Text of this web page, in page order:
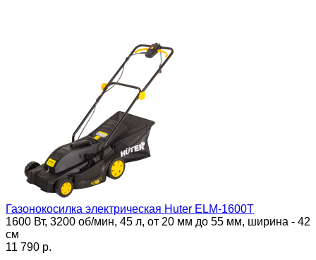
Газонокосилка электрическая Huter ELM-1600T
1600 Вт, 3200 об/мин, 45 л, от 20 мм до 55 мм, ширина - 42
см
11 790 p.